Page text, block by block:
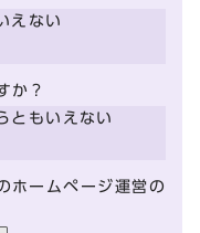
えない
か？
ともいえない
ホームページ運営の